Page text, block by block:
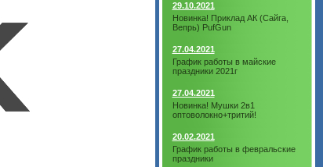
29.10.2021
Новинка! Приклад АК (Сайга,
Вепрь) PufGun
27.04.2021
График работы в майские
праздники 2021г
27.04.2021
Новинка! Мушки 2в1
оптоволокно+тритий!
20.02.2021
График работы в февральские
праздники